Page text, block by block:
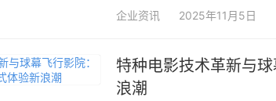
企业资讯 2025年11月5日
特种电影技术革新与
浪潮